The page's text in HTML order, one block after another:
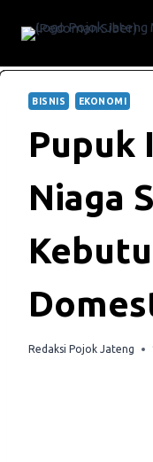
BISNIS EKONOMI
Pupuk
Niaga
Redaksi Pojok Jateng